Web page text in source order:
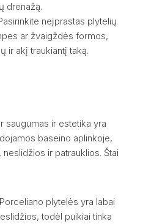
drenažą.
neįprastas plytelių
ar žvaigždės formos,
ir akį traukiantį taką.
saugumas ir estetika yra
baseino aplinkoje,
ir patrauklios. Štai
Porceliano plytelės yra labai
todėl puikiai tinka